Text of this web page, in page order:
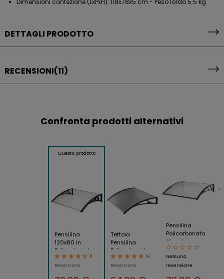
Dimensioni confezione (LxPxH): 118x78x5 cm - Peso lordo 5.5 kg
DETTAGLI PRODOTTO
RECENSIONI(11)
Confronta prodotti alternativi
Questo prodotto
Pensilina
120x80 in
Policarbonato
Compatto
Trasparente
11
Recensioni
Tettoia
Pensilina
Policarbonato
120x80
Struttura Riparo
16
Recensioni
Pensilina
Policarbonato
Alveolare
Trasparente
150x100 cm
Supporti ABS
Nessuna
recensione